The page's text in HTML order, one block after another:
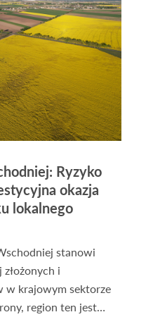
Ryzyko
okazja
lokalnego
stanowi
i
w krajowym sektorze
region ten jest
ryzyka,